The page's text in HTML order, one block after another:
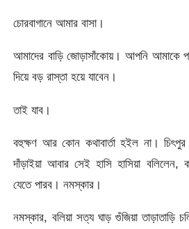
চোরবাগানে আমার বাসা।
আমাদের বাড়ি জোড়াসাঁকোয়। আপনি আমাকে
দিয়ে বড় রাস্তা হয়ে যাবেন।
তাই যাব।
বহুক্ষণ আর কোন কথাবার্তা হইল না। চিৎপুর
দাঁড়াইয়া আবার সেই হাসি হাসিয়া বলিলেন,
যেতে পারব। নমস্কার।
নমস্কার, বলিয়া সত্য ঘাড় গুঁজিয়া তাড়াতাড়ি